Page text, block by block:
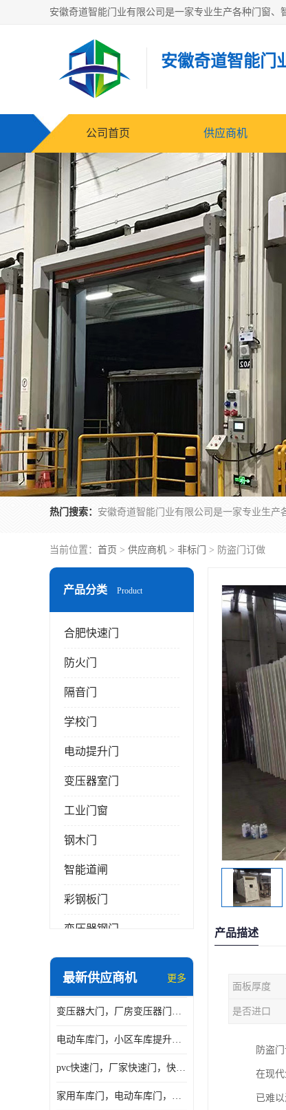
安徽奇道智能门
公司首页 供应商机
热门搜索：
当前位置： 首页 > 供应商机 > 非标门 > 防盗门订做
产品分类 Product
合肥快速门
防火门
隔音门
学校门
电动提升门
变压器室门
工业门窗
钢木门
智能道闸
彩钢板门
变压器钢门
非标门
抗爆门
快速门
最新供应商机 更多
变压器大门，厂房变压器门，配电所钢大门，变压器室钢大门
电动车库门，小区车库提升门，安徽提升门厂家，工业滑升门
pvc快速门，厂家快速门，快速卷帘门，感应快速门
家用车库门，电动车库门，车库滑升门，车库门安装
产品描述
面板厚度
是否进口
防盗
在现
已难